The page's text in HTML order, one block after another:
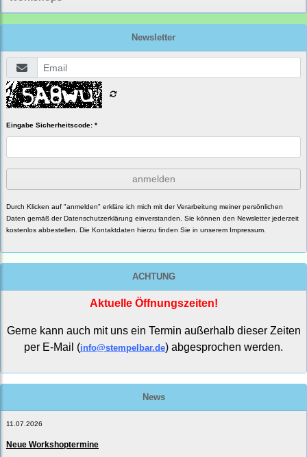
Newsletter
Eingabe Sicherheitscode: *
anmelden
Durch Klicken auf "anmelden" erkläre ich mich mit der Verarbeitung meiner persönlichen
Daten gemäß der Datenschutzerklärung einverstanden. Sie können den Newsletter jederzeit
kostenlos abbestellen. Die Kontaktdaten hierzu finden Sie in unserem Impressum.
ACHTUNG
Aktuelle Öffnungszeiten!
Gerne kann auch mit uns ein Termin außerhalb dieser Zeiten
per E-Mail (info@stempelbar.de) abgesprochen werden.
News
11.07.2026
Neue Workshoptermine